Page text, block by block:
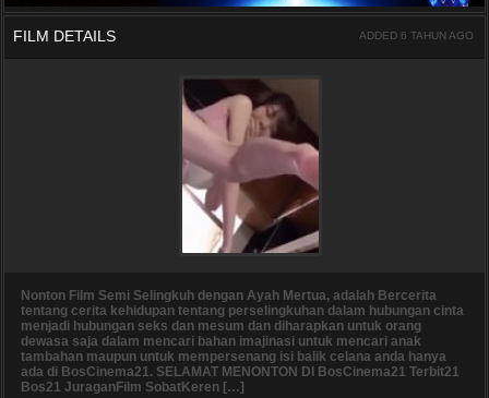
FILM DETAILS ADDED 6 TAHUN AGO
Nonton Film Semi Selingkuh dengan Ayah Mertua, adalah Bercerita
tentang cerita kehidupan tentang perselingkuhan dalam hubungan cinta
menjadi hubungan seks dan mesum dan diharapkan untuk orang
dewasa saja dalam mencari bahan imajinasi untuk mencari anak
tambahan maupun untuk mempersenang isi balik celana anda hanya
ada di BosCinema21. SELAMAT MENONTON DI BosCinema21 Terbit21
Bos21 JuraganFilm SobatKeren […]